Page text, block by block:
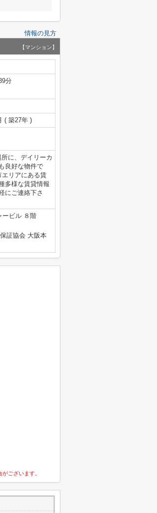
情報の見方
【マンション】
分
( 築27年 )
に、デイリーカ
良好な物件で
リアにある賃
多様な賃貸情報
にご連絡下さ
ービル ８階
証協会 大阪本
ございます。